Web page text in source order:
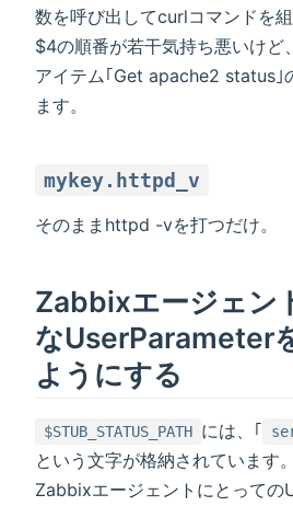
数を呼び出してcurlコマンドを
$4の順番が若干気持ち悪いけど
アイテム｢Get apache2 status｣
ます。
mykey.httpd_v
そのままhttpd -vを打つだけ。
Zabbixエージェン
なUserParameter
ようにする
$STUB_STATUS_PATH には、｢
という文字が格納されています
Zabbixエージェントにとっての